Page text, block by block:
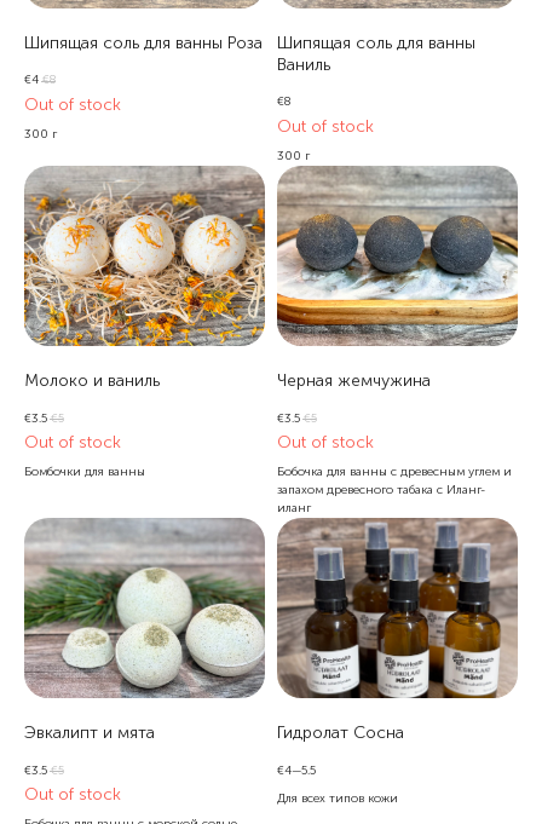
Шипящая соль для ванны Роза
€4 €8
Out of stock
300 г
Шипящая соль для ванны
Ваниль
€8
Out of stock
300 г
Молоко и ваниль
€3.5 €5
Out of stock
Бомбочки для ванны
Черная жемчужина
€3.5 €5
Out of stock
Бобочка для ванны с древесным углем и
запахом древесного табака с Иланг-
иланг
Эвкалипт и мята
€3.5 €5
Out of stock
Гидролат Сосна
€4—5.5
Для всех типов кожи